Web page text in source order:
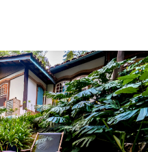
Proudly